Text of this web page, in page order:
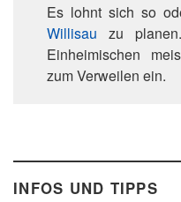
Es lohnt sich so
Willisau zu
Einheimischen
zum Verweilen ein.
INFOS UND TIPPS